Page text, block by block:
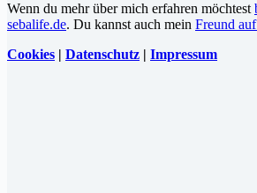
Wenn du mehr über mich erfahren möchtest
sebalife.de. Du kannst auch mein Freund
Cookies | Datenschutz | Impressum